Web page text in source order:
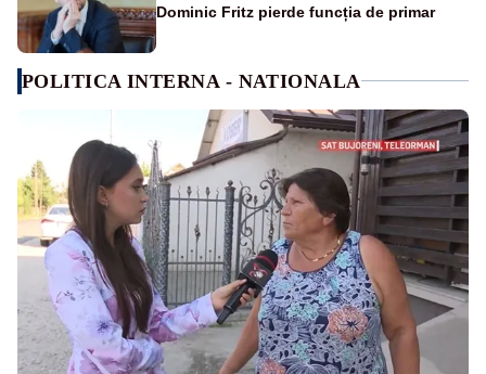
Dominic Fritz pierde funcția de primar
POLITICA INTERNA - NATIONALA